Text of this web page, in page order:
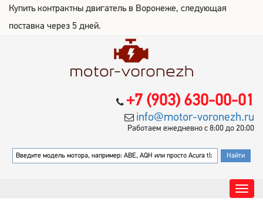
Купить контрактны двигатель в Воронеже, следующая
поставка через 5 дней.
+7 (903) 630-00-01
info@motor-voronezh.ru
Работаем ежедневно с 8:00 до 20:00